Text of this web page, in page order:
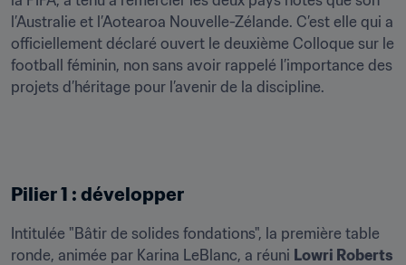
l’Australie et l’Aotearoa Nouvelle-Zélande. C’est elle qui a
officiellement déclaré ouvert le deuxième Colloque sur le
football féminin, non sans avoir rappelé l’importance des
projets d’héritage pour l’avenir de la discipline.
Pilier 1 : développer
Intitulée "Bâtir de solides fondations", la première table
ronde, animée par Karina LeBlanc, a réuni Lowri Roberts